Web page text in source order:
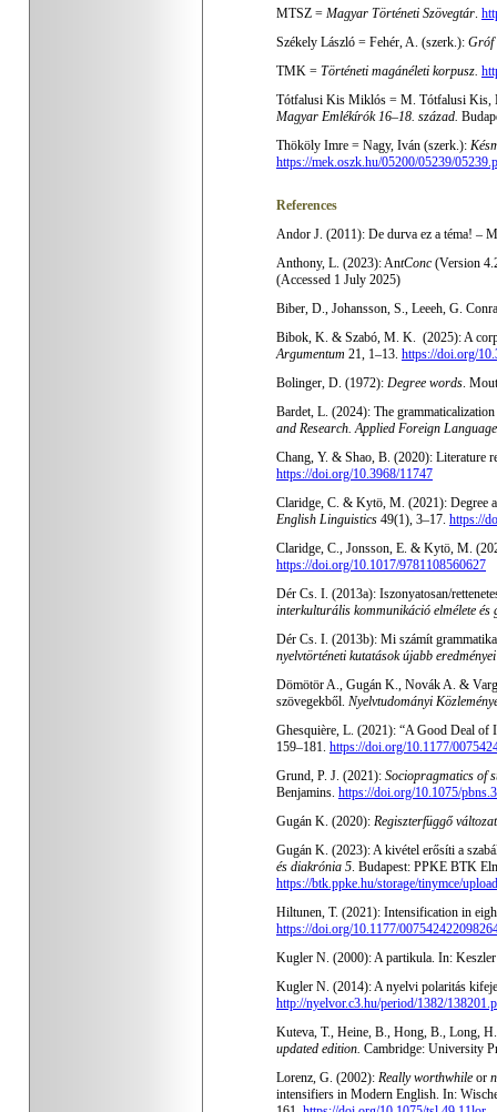
MTSZ = Magyar Történeti Szövegtár.
Székely László = Fehér, A. (szerk.): Gróf
TMK = Történeti magánéleti korpusz.
Tótfalusi Kis Miklós = M. Tótfalusi Kis,
Magyar Emlékírók 16–18. század.
Thököly Imre = Nagy, Iván (szerk.):
https://mek.oszk.hu/05200/05239/
References
Andor J. (2011): De durva ez a téma! –
Anthony, L. (2023): AntConc(Version
(Accessed 1 July 2025)
Biber, D., Johansson, S., Leeeh, G.
Bibok, K. & Szabó, M. K. (2025): A
Argumentum 21, 1–13. https://doi.org/
Bolinger, D. (1972): Degree words.
Bardet, L. (2024): The
and Research. Applied Foreign
Chang, Y. & Shao, B. (2020): Literature
https://doi.org/10.3968/11747
Claridge, C. & Kytö, M. (2021): Degree
English Linguistics 49(1), 3–17. https://
Claridge, C., Jonsson, E. & Kytö, M.
https://doi.org/10.1017/9781108560627
Dér Cs. I. (2013a): Iszonyatosan/
interkulturális kommunikáció elmélete és
Dér Cs. I. (2013b): Mi számít
nyelvtörténeti kutatások újabb
Dömötör A., Gugán K., Novák A. &
szövegekből. Nyelvtudományi
Ghesquière, L. (2021): “A Good Deal of
159–181. https://doi.org/10.1177/
Grund, P. J. (2021): Sociopragmatics of
Benjamins. https://doi.org/10.1075/
Gugán K. (2020): Regiszterfüggő
Gugán K. (2023): A kivétel erősíti a
és diakrónia 5. Budapest: PPKE BTK
https://btk.ppke.hu/storage/tinymce/
Hiltunen, T. (2021): Intensification in
https://doi.org/10.1177/
Kugler N. (2000): A partikula. In:
Kugler N. (2014): A nyelvi polaritás
http://nyelvor.c3.hu/period/1382/
Kuteva, T., Heine, B., Hong, B., Long,
updated edition. Cambridge: University
Lorenz, G. (2002): Really worthwhile or
intensifiers in Modern English. In: